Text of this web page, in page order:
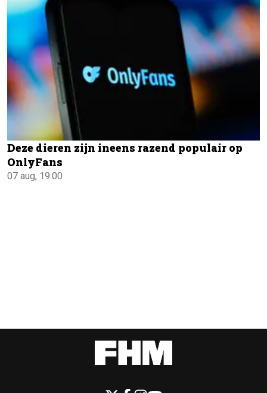
Deze dieren zijn ineens razend populair op
OnlyFans
07 aug, 19:00